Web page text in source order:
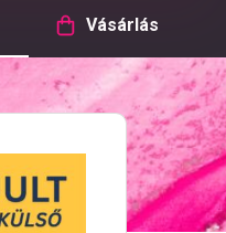
Vásárlás